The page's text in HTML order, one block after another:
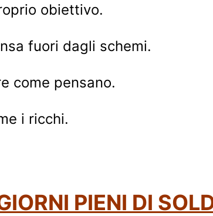
obiettivo.
fuori dagli schemi.
come pensano.
i ricchi.
PIENI DI